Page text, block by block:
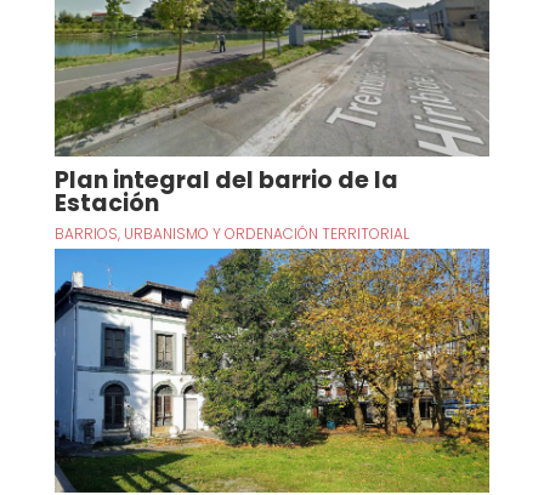
Plan integral del barrio de la
Estación
BARRIOS, URBANISMO Y ORDENACIÓN TERRITORIAL